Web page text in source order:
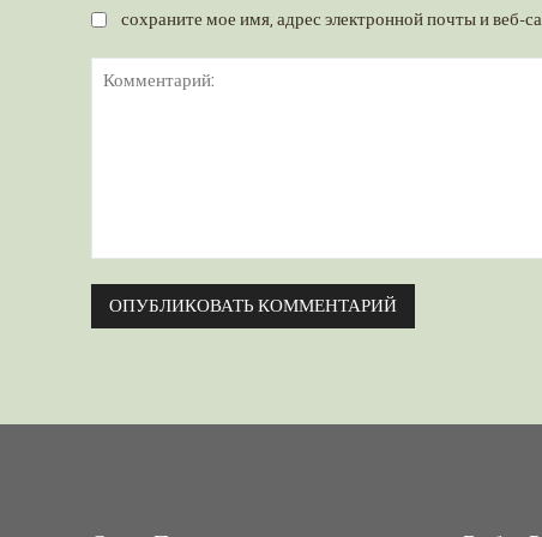
сохраните мое имя, адрес электронной почты и веб-